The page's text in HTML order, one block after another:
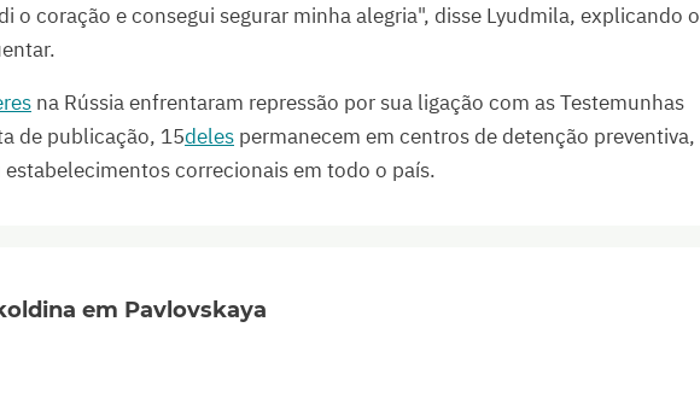
o coração e consegui segurar minha alegria", disse Lyudmila, explicando o
na Rússia enfrentaram repressão por sua ligação com as Testemunhas
de publicação, 15deles permanecem em centros de detenção preventiva,
correcionais em todo o país.
em Pavlovskaya